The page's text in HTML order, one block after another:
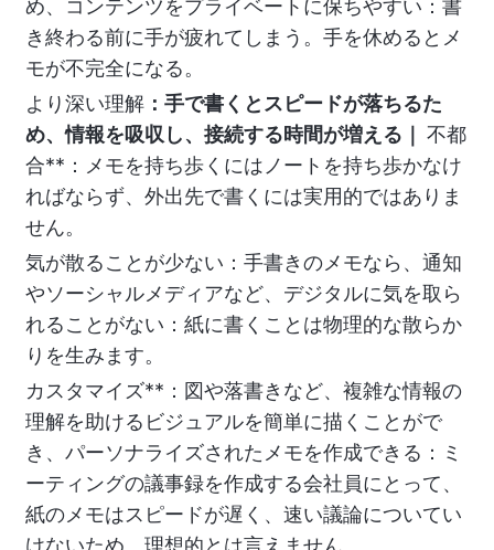
め、コンテンツをプライベートに保ちやすい：書
き終わる前に手が疲れてしまう。手を休めるとメ
モが不完全になる。
より深い理解 ：手で書くとスピードが落ちるた
め、情報を吸収し、接続する時間が増える｜ 不都
合**：メモを持ち歩くにはノートを持ち歩かなけ
ればならず、外出先で書くには実用的ではありま
せん。
気が散ることが少ない：手書きのメモなら、通知
やソーシャルメディアなど、デジタルに気を取ら
れることがない：紙に書くことは物理的な散らか
りを生みます。
カスタマイズ**：図や落書きなど、複雑な情報の
理解を助けるビジュアルを簡単に描くことがで
き、パーソナライズされたメモを作成できる：ミ
ーティングの議事録を作成する会社員にとって、
紙のメモはスピードが遅く、速い議論についてい
けないため、理想的とは言えません。